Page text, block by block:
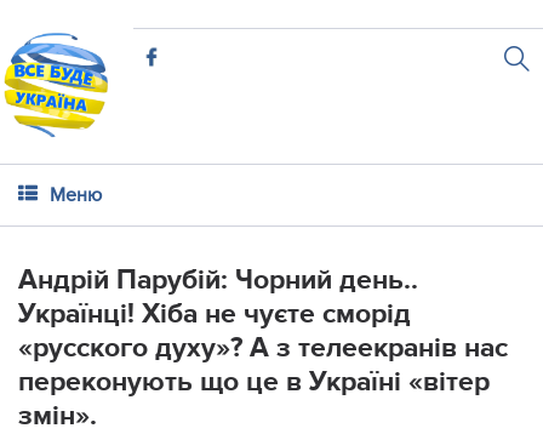
Меню
Андрій Парубій: Чорний день..
Українці! Хіба не чуєте сморід
«русcкого духу»? А з телеекранів нас
переконують що це в Україні «вітер
змін».